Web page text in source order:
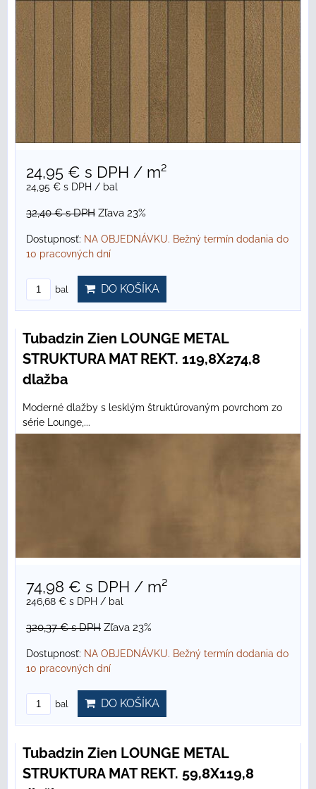
24,95 € s DPH / m²
24,95 € s DPH / bal
32,40 €s DPH Zľava 23%
Dostupnosť: NA OBJEDNÁVKU. Bežný termín dodania do
10 pracovných dní
bal DO KOŠÍKA
Tubadzin Zien LOUNGE METAL
STRUKTURA MAT REKT. 119,8X274,8
dlažba
Moderné dlažby s lesklým štruktúrovaným povrchom zo
série Lounge,...
74,98 € s DPH / m²
246,68 € s DPH / bal
320,37 €s DPH Zľava 23%
Dostupnosť: NA OBJEDNÁVKU. Bežný termín dodania do
10 pracovných dní
bal DO KOŠÍKA
Tubadzin Zien LOUNGE METAL
STRUKTURA MAT REKT. 59,8X119,8